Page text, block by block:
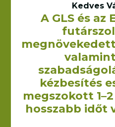
Non-woven bevásárlótáska
– 36×40 cm (70 g/m2)
+ÁFA
OPCIÓK VÁLASZTÁSA
Kedves
A GLS és az
kézbesítés
megszokott
hosszabb időt